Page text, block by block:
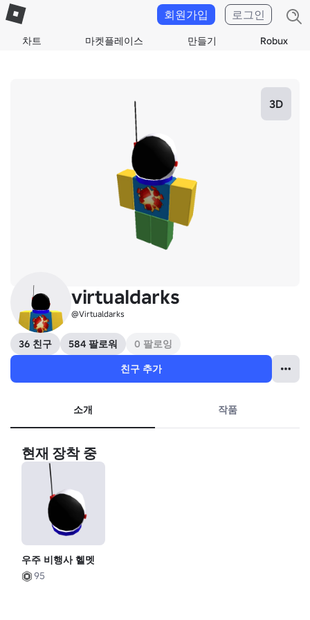
차트 마켓플레이스 만들기 Robux
회원가입 로그인
3D
virtualdarks
@Virtualdarks
36 친구 584 팔로워
0 팔로잉
친구 추가
소개 작품
현재 장착 중
우주 비행사 헬멧
95